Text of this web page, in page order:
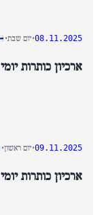
08.11.2025
•יום שבת•
ארכיון כותרות יומי
09.11.2025
•יום ראשון•
ארכיון כותרות יומי